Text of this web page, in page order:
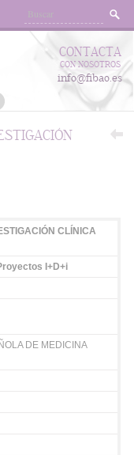
CONTACTA
CON NOSOTROS
info@fibao.es
CLÍNICA
I+D+i
DE MEDICINA